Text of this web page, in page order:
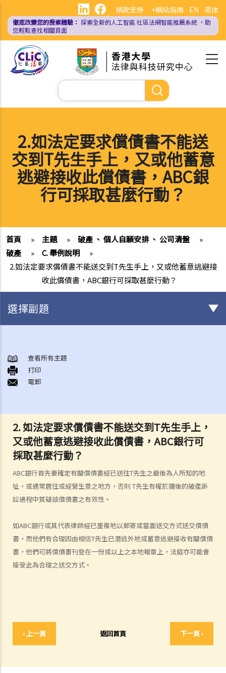
內
EN 简体
捐款支持 +網站指南
徹底改變您的搜索體驗： 探索全新的人工智能社區法網智能推薦系統 ，助
您輕鬆查找相關頁面
Search
2.如法定要求償債書不能送
交到T先生手上，又或他蓄意
逃避接收此償債書，ABC銀
行可採取甚麼行動？
首頁 » 主題 » 破產 、 個人自願安排 、 公司清盤
»
破產
» C. 舉例說明
»
2.如法定要求償債書不能送交到T先生手上，又或他蓄意逃避接
收此償債書，ABC銀行可採取甚麼行動？
2. 如法定要求償債書不能送交到T先生手上，
又或他蓄意逃避接收此償債書，ABC銀行可
採取甚麼行動？
ABC銀行首先要確定有關償債書經已送往T先生之最後為人所知的地
址，或通常居住或經營生意之地方，否則 T先生有權於隨後的破產訴
訟過程中質疑該償債書之有效性。
如ABC銀行或其代表律師經已重複地以郵寄或當面送交方式送交償債
書，而他們有合理因由相信T先生已潛逃外地或蓄意逃避接收有關償債
書，他們可將償債書刊登在一份或以上之本地報章上，法庭亦可能會
接受此為合理之送交方式。
‹ 上一頁 返回首頁 下一頁 ›
選擇副題
A. 破產訴訟簡介
B. 問與答
1. 破產訴訟是否只可以由債權人提出？（附有提交訴訟文件的程序簡
2. 破產管理署之主要職責是甚麼？
3.我可否於破產管理署找到某人之破產紀錄？
4. 破產會帶來甚麼後果？
5. 破產人是否需要交出所有收入予受託人？
6. 在破產令頒布後，破產人必須履行甚麼義務或工作？他們亦須避免進
行甚麼活動？
7. 當法庭頒布破產令後，債權人可採取甚麼行動？
9. 如果我被拖欠薪金，我可否向老闆提出破產訴訟？
10. 破產人於何時才能獲法庭解除破產令？當破產令解除後，破產人是
否仍需要償還債項？
11. 破產訴訟可牽涉到甚麼刑事罪行？
3. 除必須有效地將法定要求償債書送交 T先生，ABC銀行還須符合甚麼
4. 於破產呈請之法庭聆訊中，T先生表示因長期逗留於中國大陸，而沒
查看所有主題
打印
電郵